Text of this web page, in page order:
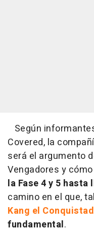
Según
Covered, la
será el argumento
Vengadores y cómo
la Fase 4 y 5 hasta
camino en el que,
Kang el
fundamental.